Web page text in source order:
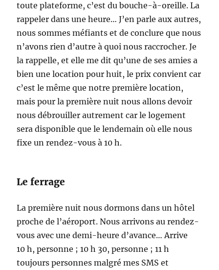
toute plateforme, c’est du bouche-à-oreille. La
rappeler dans une heure… J’en parle aux autres,
nous sommes méfiants et de conclure que nous
n’avons rien d’autre à quoi nous raccrocher. Je
la rappelle, et elle me dit qu’une de ses amies a
bien une location pour huit, le prix convient car
c’est le même que notre première location,
mais pour la première nuit nous allons devoir
nous débrouiller autrement car le logement
sera disponible que le lendemain où elle nous
fixe un rendez-vous à 10 h.
Le ferrage
La première nuit nous dormons dans un hôtel
proche de l’aéroport. Nous arrivons au rendez-
vous avec une demi-heure d’avance… Arrive
10 h, personne ; 10 h 30, personne ; 11 h
toujours personnes malgré mes SMS et